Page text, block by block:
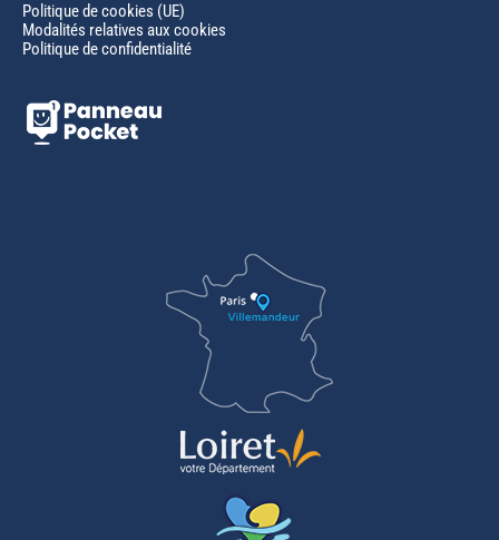
Politique de cookies (UE)
Modalités relatives aux cookies
Politique de confidentialité